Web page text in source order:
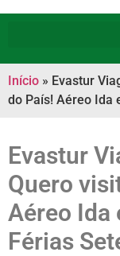
Início » Evastur
do País! Aéreo Ida
Evastur
Quero
Aéreo Ida
Férias